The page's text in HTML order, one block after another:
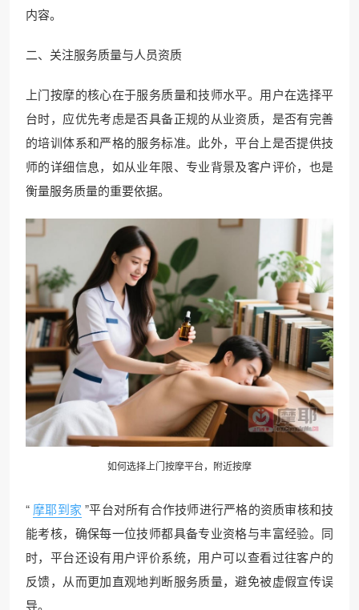
内容。
二、关注服务质量与人员资质
上门按摩的核心在于服务质量和技师水平。用户在选择平
台时，应优先考虑是否具备正规的从业资质，是否有完善
的培训体系和严格的服务标准。此外，平台上是否提供技
师的详细信息，如从业年限、专业背景及客户评价，也是
衡量服务质量的重要依据。
如何选择上门按摩平台，附近按摩
“ 摩耶到家 ”平台对所有合作技师进行严格的资质审核和技
能考核，确保每一位技师都具备专业资格与丰富经验。同
时，平台还设有用户评价系统，用户可以查看过往客户的
反馈，从而更加直观地判断服务质量，避免被虚假宣传误
导。